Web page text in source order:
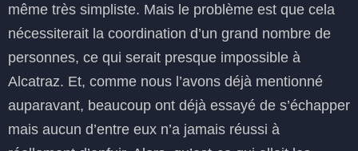
même très simpliste. Mais le problème est que cela
nécessiterait la coordination d’un grand nombre de
personnes, ce qui serait presque impossible à
Alcatraz. Et, comme nous l’avons déjà mentionné
auparavant, beaucoup ont déjà essayé de s’échapper
mais aucun d’entre eux n’a jamais réussi à